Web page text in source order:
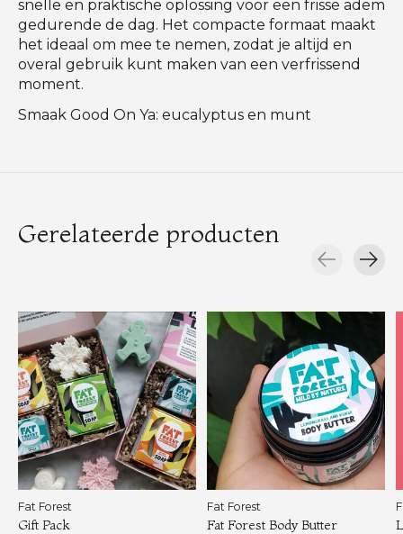
snelle en praktische oplossing voor een frisse adem
gedurende de dag. Het compacte formaat maakt
het ideaal om mee te nemen, zodat je altijd en
overal gebruik kunt maken van een verfrissend
moment.
Smaak Good On Ya: eucalyptus en munt
Gerelateerde producten
Fat Forest
Gift Pack
Fat Forest
Fat Forest Body Butter